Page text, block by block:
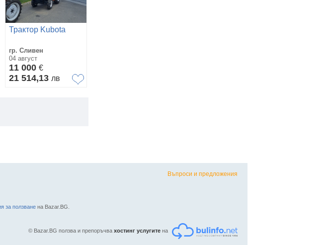
Трактор Kubota
гр. Сливен
04 август
11 000 €
21 514,13 лв
Въпроси и предложения
за ползване на Bazar.BG.
© Bazar.BG ползва и препоръчвахостинг услугите на